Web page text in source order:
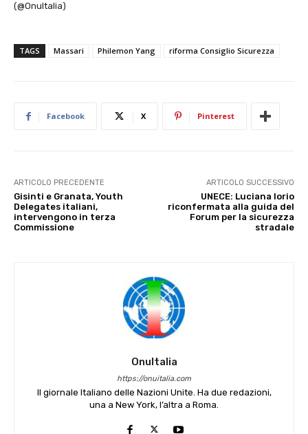
(@OnuItalia)
TAGS Massari Philemon Yang riforma Consiglio Sicurezza
Facebook X Pinterest
ARTICOLO PRECEDENTE
Gisinti e Granata, Youth
Delegates italiani,
intervengono in terza
Commissione
ARTICOLO SUCCESSIVO
UNECE: Luciana Iorio
riconfermata alla guida del
Forum per la sicurezza
stradale
OnuItalia
https://onuitalia.com
Il giornale Italiano delle Nazioni Unite. Ha due redazioni,
una a New York, l’altra a Roma.